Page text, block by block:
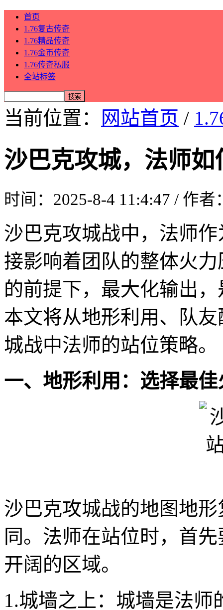
首页
1.76复古传奇
1.76精品传奇
1.76金币传奇
1.76传奇私服
全站标签
当前位置： 网站首页 /
沙巴克攻城，法师
时间：2025-8-4 11:4:47 / 作
沙巴克攻城战中，法师
接影响着团队的整体火
的前提下，最大化输出
本文将从地形利用、队
城战中法师的站位策略。
一、地形利用：选择最佳
沙巴克攻城战的地图地
同。法师在站位时，首
开阔的区域。
1.城墙之上：城墙是法